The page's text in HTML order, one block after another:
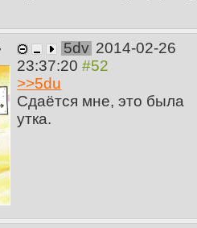
5dv 2014-02-26
23:37:20
>>5du
Сдаётся мне, это была
утка.